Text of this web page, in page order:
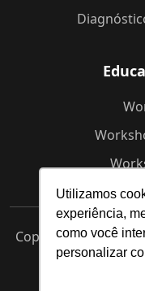
Utilizamos
experiência,
como você
personalizar
Copyright © 2025